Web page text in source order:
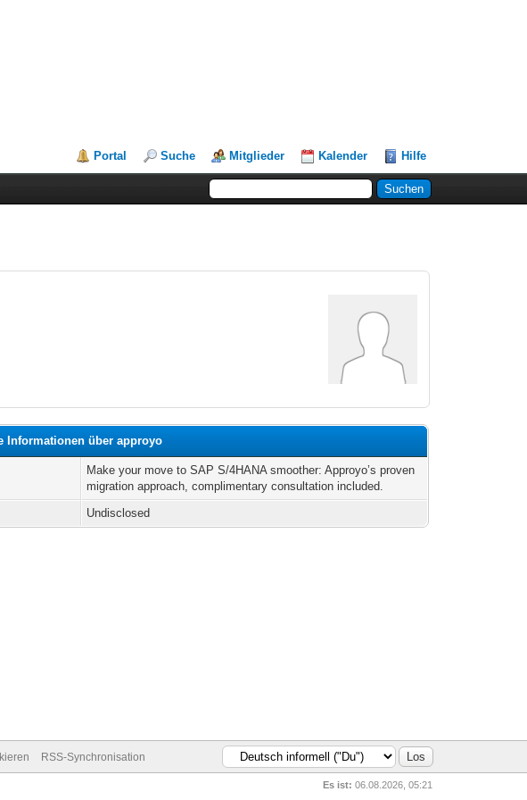
Portal Suche Mitglieder Kalender Hilfe
Informationen über approyo
Make your move to SAP S/4HANA smoother: Approyo’s proven
migration approach, complimentary consultation included.
Undisclosed
RSS-Synchronisation
Es ist: 06.08.2026, 05:21